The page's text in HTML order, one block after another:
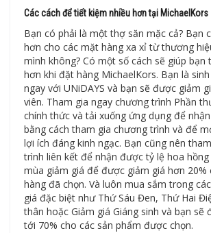
Các cách để tiết kiệm nhiều hơn tại MichaelKors
Bạn có phải là một thợ săn mặc cả? Bạn
hơn cho các mặt hàng xa xỉ từ thương
mình không? Có một số cách sẽ giúp bạn
hơn khi đặt hàng MichaelKors. Bạn là
ngay với UNiDAYS và bạn sẽ được giảm
viên. Tham gia ngay chương trình Phần
chính thức và tải xuống ứng dụng để
bằng cách tham gia chương trình và để
lợi ích đáng kinh ngạc. Bạn cũng nên
trình liên kết để nhận được tỷ lệ hoa hồng
mùa giảm giá để được giảm giá hơn 20%
hàng đã chọn. Và luôn mua sắm trong
giá đặc biệt như Thứ Sáu Đen, Thứ Hai
thân hoặc Giảm giá Giáng sinh và bạn sẽ
tới 70% cho các sản phẩm được chọn.